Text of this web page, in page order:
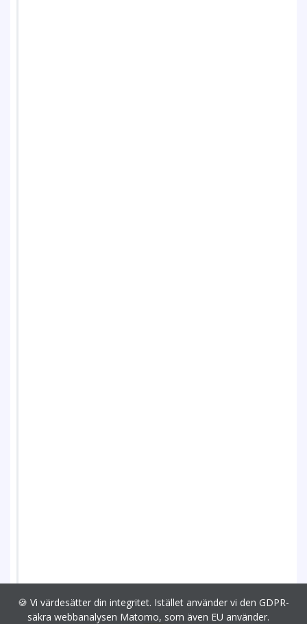
🍪 Vi värdesätter din integritet. Istället använder vi den GDPR-
säkra webbanalysen Matomo, som även EU använder.